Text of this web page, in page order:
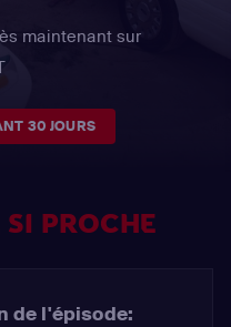
maintenant sur
30 JOURS
PROCHE
de l'épisode: